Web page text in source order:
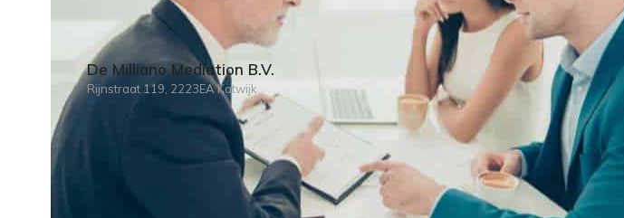
De Milliano Mediation B.V.
Rijnstraat 119, 2223EA Katwijk